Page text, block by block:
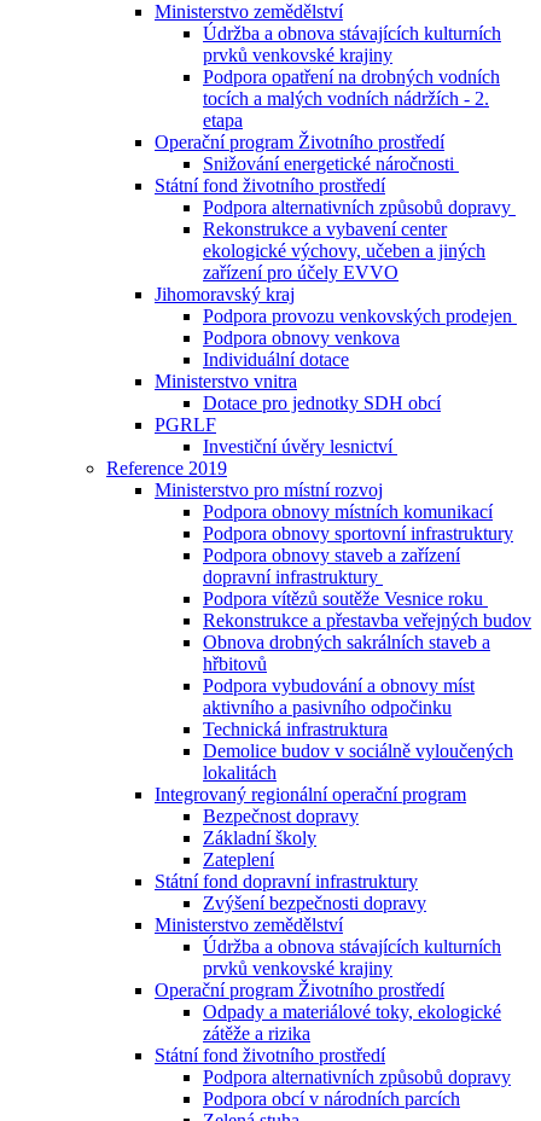
Ministerstvo zemědělství
Údržba a obnova stávajících kulturních
prvků venkovské krajiny
Podpora opatření na drobných vodních
tocích a malých vodních nádržích - 2.
etapa
Operační program Životního prostředí
Snižování energetické náročnosti
Státní fond životního prostředí
Podpora alternativních způsobů dopravy
Rekonstrukce a vybavení center
ekologické výchovy, učeben a jiných
zařízení pro účely EVVO
Jihomoravský kraj
Podpora provozu venkovských prodejen
Podpora obnovy venkova
Individuální dotace
Ministerstvo vnitra
Dotace pro jednotky SDH obcí
PGRLF
Investiční úvěry lesnictví
Reference 2019
Ministerstvo pro místní rozvoj
Podpora obnovy místních komunikací
Podpora obnovy sportovní infrastruktury
Podpora obnovy staveb a zařízení
dopravní infrastruktury
Podpora vítězů soutěže Vesnice roku
Rekonstrukce a přestavba veřejných budov
Obnova drobných sakrálních staveb a
hřbitovů
Podpora vybudování a obnovy míst
aktivního a pasivního odpočinku
Technická infrastruktura
Demolice budov v sociálně vyloučených
lokalitách
Integrovaný regionální operační program
Bezpečnost dopravy
Základní školy
Zateplení
Státní fond dopravní infrastruktury
Zvýšení bezpečnosti dopravy
Ministerstvo zemědělství
Údržba a obnova stávajících kulturních
prvků venkovské krajiny
Operační program Životního prostředí
Odpady a materiálové toky, ekologické
zátěže a rizika
Státní fond životního prostředí
Podpora alternativních způsobů dopravy
Podpora obcí v národních parcích